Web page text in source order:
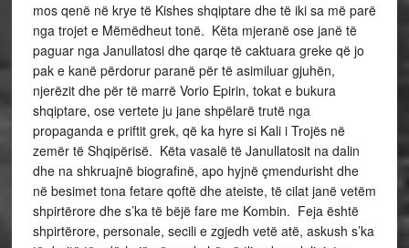
mos qenë në krye të Kishes shqiptare dhe të iki sa më parë
nga trojet e Mëmëdheut tonë. Këta mjeranë ose janë të
paguar nga Janullatosi dhe qarqe të caktuara greke që jo
pak e kanë përdorur paranë për të asimiluar gjuhën,
njerëzit dhe për të marrë Vorio Epirin, tokat e bukura
shqiptare, ose vertete ju jane shpëlarë trutë nga
propaganda e priftit grek, që ka hyre si Kali i Trojës në
zemër të Shqipërisë. Këta vasalë të Janullatosit na dalin
dhe na shkruajnë biografinë, apo hyjnë çmendurisht dhe
në besimet tona fetare qoftë dhe ateiste, të cilat janë vetëm
shpirtërore dhe s’ka të bëjë fare me Kombin. Feja është
shpirtërore, personale, secili e zgjedh vetë atë, askush s’ka